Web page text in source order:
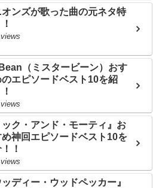
オンズが歌った曲の元ネタ特
（ミスタービーン）おす
のエピソードベスト10を紹
ック・アンド・モーティ』お
め神回エピソードベスト10を
！
ッディー・ウッドペッカー』